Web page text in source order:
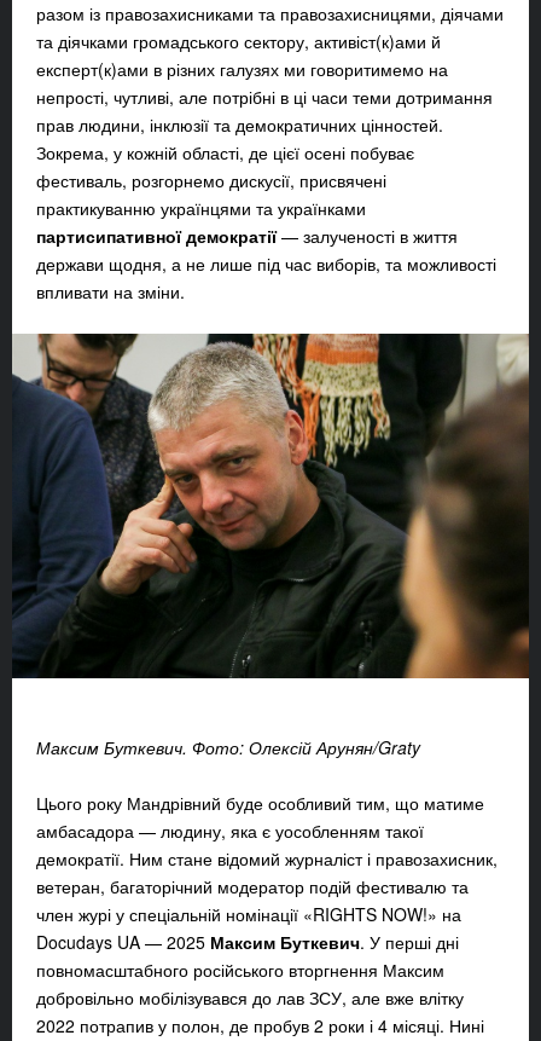
разом із правозахисниками та правозахисницями, діячами
та діячками громадського сектору, активіст(к)ами й
експерт(к)ами в різних галузях ми говоритимемо на
непрості, чутливі, але потрібні в ці часи теми дотримання
прав людини, інклюзії та демократичних цінностей.
Зокрема, у кожній області, де цієї осені побуває
фестиваль, розгорнемо дискусії, присвячені
практикуванню українцями та українками
партисипативної демократії— залученості в життя
держави щодня, а не лише під час виборів, та можливості
впливати на зміни.
Максим Буткевич. Фото: Олексій Арунян/Graty
Цього року Мандрівний буде особливий тим, що матиме
амбасадора — людину, яка є уособленням такої
демократії. Ним стане відомий журналіст і правозахисник,
ветеран, багаторічний модератор подій фестивалю та
член журі у спеціальній номінації «RIGHTS NOW!» на
Docudays UA — 2025 Максим Буткевич. У перші дні
повномасштабного російського вторгнення Максим
добровільно мобілізувався до лав ЗСУ, але вже влітку
2022 потрапив у полон, де пробув 2 роки і 4 місяці. Нині